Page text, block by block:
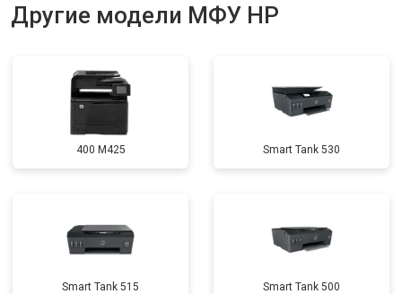
Другие модели МФУ HP
400 M425 Smart Tank 530
Smart Tank 515 Smart Tank 500